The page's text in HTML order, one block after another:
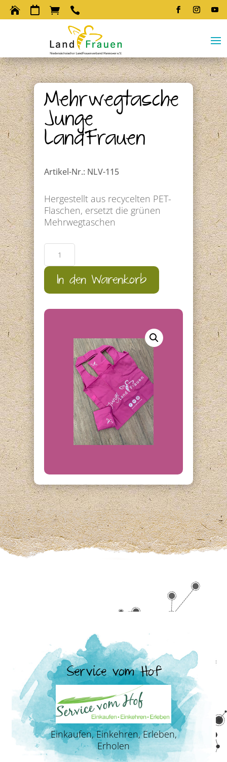
   
Mehrwegtasche
Junge
LandFrauen
Artikel-Nr.: NLV-115
Hergestellt aus recycelten PET-
Flaschen, ersetzt die grünen
Mehrwegtaschen
Junge
LandFrauen
MengeIn den Warenkorb
Service vom Hof
Einkaufen, Einkehren, Erleben,
Erholen